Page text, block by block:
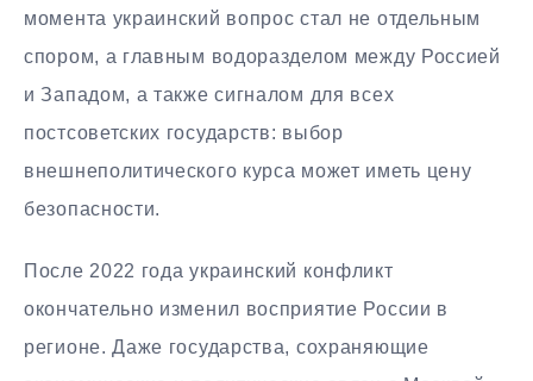
момента украинский вопрос стал не отдельным
спором, а главным водоразделом между Россией
и Западом, а также сигналом для всех
постсоветских государств: выбор
внешнеполитического курса может иметь цену
безопасности.
После 2022 года украинский конфликт
окончательно изменил восприятие России в
регионе. Даже государства, сохраняющие